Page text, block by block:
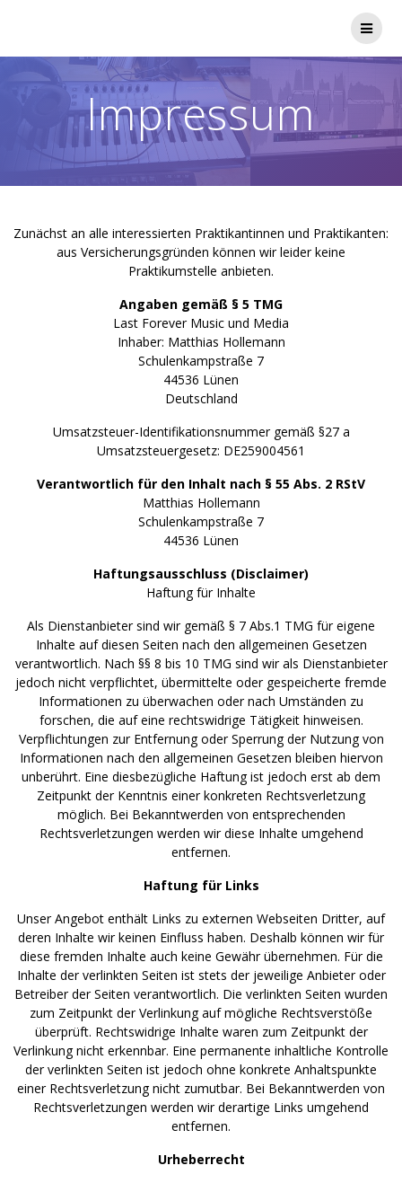
Impressum
Zunächst an alle interessierten Praktikantinnen und Praktikanten:
aus Versicherungsgründen können wir leider keine
Praktikumstelle anbieten.
Angaben gemäß § 5 TMG
Last Forever Music und Media
Inhaber: Matthias Hollemann
Schulenkampstraße 7
44536 Lünen
Deutschland
Umsatzsteuer-Identifikationsnummer gemäß §27 a
Umsatzsteuergesetz: DE259004561
Verantwortlich für den Inhalt nach § 55 Abs. 2 RStV
Matthias Hollemann
Schulenkampstraße 7
44536 Lünen
Haftungsausschluss (Disclaimer)
Haftung für Inhalte
Als Dienstanbieter sind wir gemäß § 7 Abs.1 TMG für eigene
Inhalte auf diesen Seiten nach den allgemeinen Gesetzen
verantwortlich. Nach §§ 8 bis 10 TMG sind wir als Dienstanbieter
jedoch nicht verpflichtet, übermittelte oder gespeicherte fremde
Informationen zu überwachen oder nach Umständen zu
forschen, die auf eine rechtswidrige Tätigkeit hinweisen.
Verpflichtungen zur Entfernung oder Sperrung der Nutzung von
Informationen nach den allgemeinen Gesetzen bleiben hiervon
unberührt. Eine diesbezügliche Haftung ist jedoch erst ab dem
Zeitpunkt der Kenntnis einer konkreten Rechtsverletzung
möglich. Bei Bekanntwerden von entsprechenden
Rechtsverletzungen werden wir diese Inhalte umgehend
entfernen.
Haftung für Links
Unser Angebot enthält Links zu externen Webseiten Dritter, auf
deren Inhalte wir keinen Einfluss haben. Deshalb können wir für
diese fremden Inhalte auch keine Gewähr übernehmen. Für die
Inhalte der verlinkten Seiten ist stets der jeweilige Anbieter oder
Betreiber der Seiten verantwortlich. Die verlinkten Seiten wurden
zum Zeitpunkt der Verlinkung auf mögliche Rechtsverstöße
überprüft. Rechtswidrige Inhalte waren zum Zeitpunkt der
Verlinkung nicht erkennbar. Eine permanente inhaltliche Kontrolle
der verlinkten Seiten ist jedoch ohne konkrete Anhaltspunkte
einer Rechtsverletzung nicht zumutbar. Bei Bekanntwerden von
Rechtsverletzungen werden wir derartige Links umgehend
entfernen.
Urheberrecht